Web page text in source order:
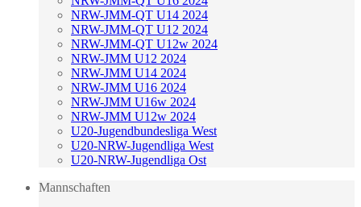
NRW-JMM-QT U14 2024
NRW-JMM-QT U12 2024
NRW-JMM-QT U12w 2024
NRW-JMM U12 2024
NRW-JMM U14 2024
NRW-JMM U16 2024
NRW-JMM U16w 2024
NRW-JMM U12w 2024
U20-Jugendbundesliga West
U20-NRW-Jugendliga West
U20-NRW-Jugendliga Ost
Mannschaften